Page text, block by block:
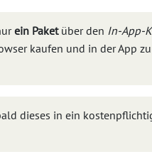
ein Paketüber den In-App-
kaufen und in der App
dieses in ein